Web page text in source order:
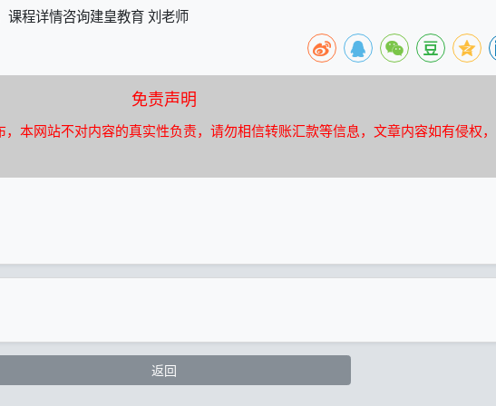
程详情咨询建皇教育 刘老师
免责声明
本网站不对内容的真实性负责，请勿相信转账汇款等信息，文章内容如有侵权
返回